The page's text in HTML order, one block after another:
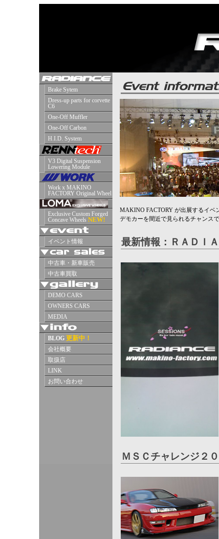
MAKINO FACTORY が出展するイベ
デモカーを間近で見られるチャンス
最新情報：ＲＡＤＩ
ＭＳＣチャレンジ２